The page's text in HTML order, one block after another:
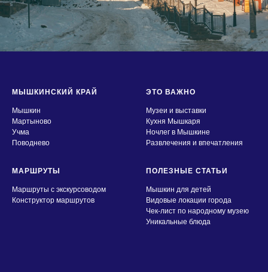
МЫШКИНСКИЙ КРАЙ
Мышкин
Мартыново
Учма
Поводнево
ЭТО ВАЖНО
Музеи и выставки
Кухня Мышкаря
Ночлег в Мышкине
Развлечения и впечатления
МАРШРУТЫ
Маршруты с экскурсоводом
Конструктор маршрутов
ПОЛЕЗНЫЕ СТАТЬИ
Мышкин для детей
Видовые локации города
Чек-лист по народному музею
Уникальные блюда